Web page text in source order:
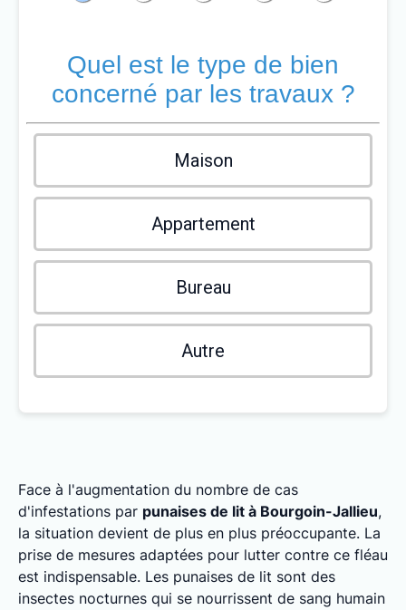
Quel est le type de bien
concerné par les travaux ?
Maison
Appartement
Bureau
Autre
Face à l'augmentation du nombre de cas
d'infestations par punaises de lit à Bourgoin-Jallieu,
la situation devient de plus en plus préoccupante. La
prise de mesures adaptées pour lutter contre ce fléau
est indispensable. Les punaises de lit sont des
insectes nocturnes qui se nourrissent de sang humain